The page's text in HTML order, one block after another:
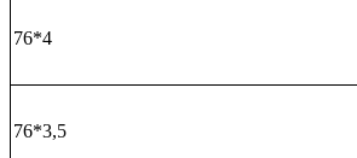
76*4
76*3,5